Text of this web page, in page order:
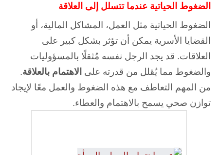
الضغوط الحياتية عندما تتسلل إلى العلاقة
الضغوط الحياتية مثل العمل، المشاكل المالية، أو
القضايا الأسرية يمكن أن تؤثر بشكل كبير على
العلاقات. قد يجد الرجل نفسه مُثقلًا بالمسؤوليات
والضغوط مما يُقلل من قدرته على الاهتمام بالعلاقة.
من المهم التعاطف مع هذه الضغوط والعمل معًا لإيجاد
توازن صحي يسمح بالاهتمام والعطاء.